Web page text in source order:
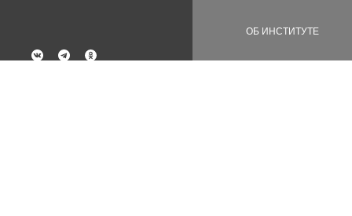
ОБ ИНСТИТУТЕ